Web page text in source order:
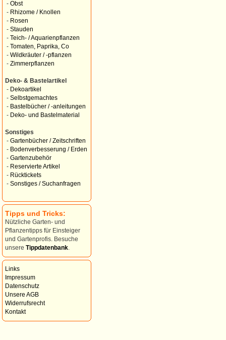
- Obst
- Rhizome / Knollen
- Rosen
- Stauden
- Teich- / Aquarienpflanzen
- Tomaten, Paprika, Co
- Wildkräuter / -pflanzen
- Zimmerpflanzen
Deko- & Bastelartikel
- Dekoartikel
- Selbstgemachtes
- Bastelbücher / -anleitungen
- Deko- und Bastelmaterial
Sonstiges
- Gartenbücher / Zeitschriften
- Bodenverbesserung / Erden
- Gartenzubehör
- Reservierte Artikel
- Rücktickets
- Sonstiges / Suchanfragen
Tipps und Tricks:
Nützliche Garten- und
Pflanzentipps für Einsteiger
und Gartenprofis. Besuche
unsere Tippdatenbank
Links
Impressum
Datenschutz
Unsere AGB
Widerrufsrecht
Kontakt